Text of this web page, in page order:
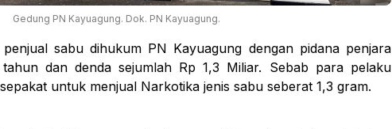
Gedung PN Kayuagung. Dok. PN Kayuagung.
sabu dihukum PN Kayuagung dengan pidana penjara
tahun dan denda sejumlah Rp 1,3 Miliar. Sebab para pelaku
untuk menjual Narkotika jenis sabu seberat 1,3 gram.